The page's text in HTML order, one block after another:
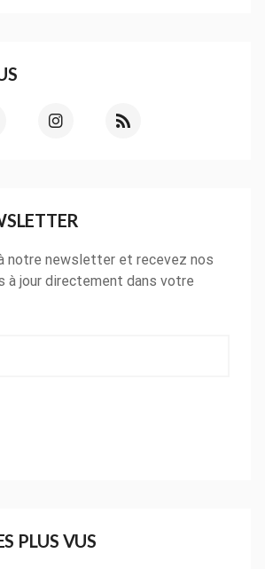
notre newsletter et recevez nos
à jour directement dans votre
PLUS VUS